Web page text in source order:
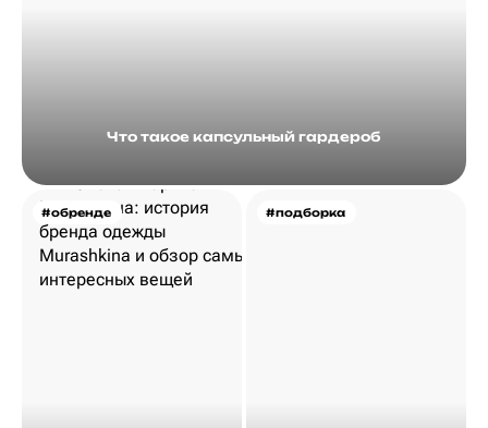
Что такое капсульный гардероб
#обренде #подборка